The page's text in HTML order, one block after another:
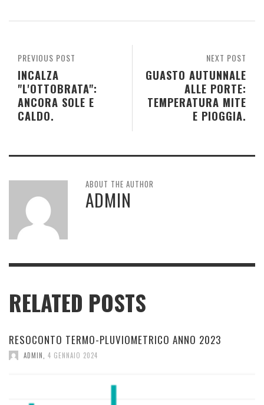
NEXT POST
GUASTO AUTUNNALE
ALLE PORTE:
TEMPERATURA MITE
E PIOGGIA.
PREVIOUS POST
INCALZA
"L'OTTOBRATA":
ANCORA SOLE E
CALDO.
ABOUT THE AUTHOR
ADMIN
RELATED POSTS
RESOCONTO TERMO-PLUVIOMETRICO ANNO 2023
ADMIN 4 GENNAIO 2024